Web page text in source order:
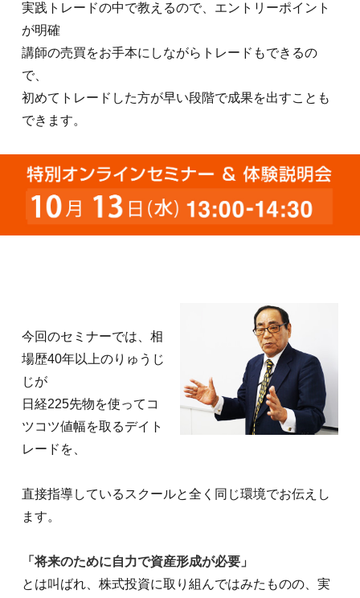
実践トレードの中で教えるので、エントリーポイント
が明確
講師の売買をお手本にしながらトレードもできるの
で、
初めてトレードした方が早い段階で成果を出すことも
今回のセミナーでは、相
場歴40年以上のりゅうじ
じが
日経225先物を使ってコ
ツコツ値幅を取るデイト
レードを、
直接指導しているスクールと全く同じ環境でお伝えし
ます。
「将来のために自力で資産形成が必要」
とは叫ばれ、株式投資に取り組んではみたものの、 実